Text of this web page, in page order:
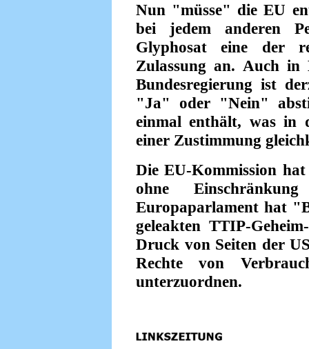
Nun "müsse" die EU
bei jedem anderen
Glyphosat eine der
Zulassung an. Auch
Bundesregierung ist
"Ja" oder "Nein"
einmal enthält, was in
einer Zustimmung
Die EU-Kommission
ohne
Europaparlament hat
geleakten TTIP-
Druck von Seiten der
Rechte von
unterzuordnen.